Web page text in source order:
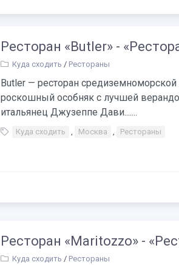
Ресторан «Butler» -
Куда сходить / Рестораны
Butler — ресторан
роскошный особняк с лучшей
итальянец Джузеппе Дави.......
Куда сходить Москва Рестораны
Ресторан «Maritozzo» -
Куда сходить / Рестораны